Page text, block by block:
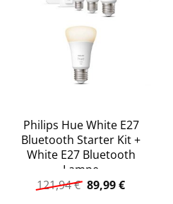
Philips Hue White E27
Bluetooth Starter Kit +
White E27 Bluetooth
Lampe
121,94€ Ursprünglicher
Preis
89,99€Aktueller